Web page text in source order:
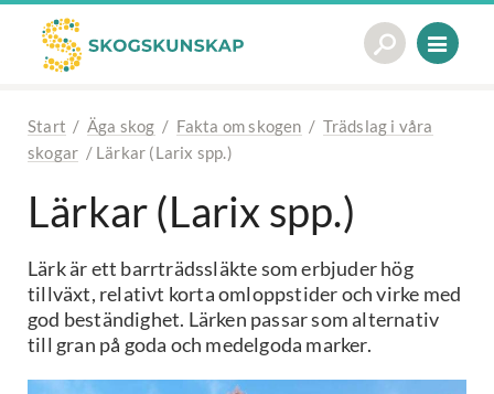
Start / Äga skog / Fakta om skogen / Trädslag i våra
skogar / Lärkar (Larix spp.)
Lärkar (Larix spp.)
Lärk är ett barrträdssläkte som erbjuder hög
tillväxt, relativt korta omloppstider och virke med
god beständighet. Lärken passar som alternativ
till gran på goda och medelgoda marker.